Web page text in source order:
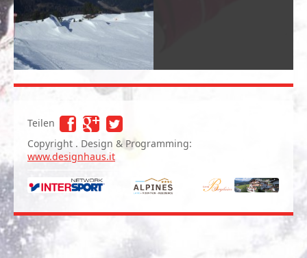
Teilen
Copyright . Design & Programming:
www.designhaus.it